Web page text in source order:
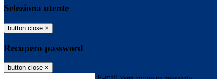
Seleziona utente
button close ×
Recupero password
button close ×